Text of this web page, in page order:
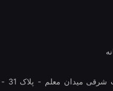
آدرس پستی: تهران - شهريار - ضلع جنوب شرقی میدان معلم - پلاک 31 -